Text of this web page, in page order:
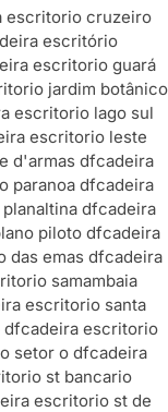
escritorio cruzeiro
escritório
escritorio guará
jardim botânico
escritorio lago sul
escritorio leste
d'armas dfcadeira
paranoa dfcadeira
dfcadeira
piloto dfcadeira
das emas dfcadeira
samambaia
escritorio santa
dfcadeira escritorio
setor o dfcadeira
st bancario
escritorio st de